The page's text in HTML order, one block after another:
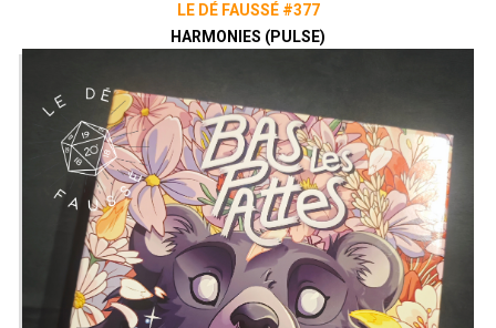
LE DÉ FAUSSÉ #377
HARMONIES (PULSE)